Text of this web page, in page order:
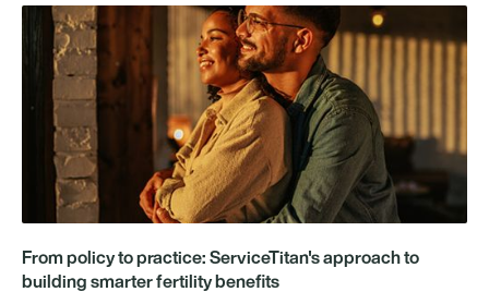
From policy to practice: ServiceTitan's approach to
building smarter fertility benefits